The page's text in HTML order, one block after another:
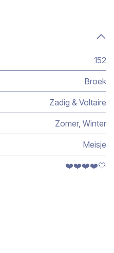
152
Broek
Zadig & Voltaire
Zomer, Winter
Meisje
❤️❤️❤️❤️🤍